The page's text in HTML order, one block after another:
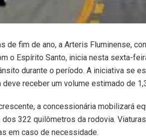
de fim de ano, a Arteris Fluminense,
o Espírito Santo, inicia nesta sexta-
durante o período. A iniciativa se
receber um volume estimado de
a concessionária mobilizará
322 quilômetros da rodovia.
em caso de necessidade.